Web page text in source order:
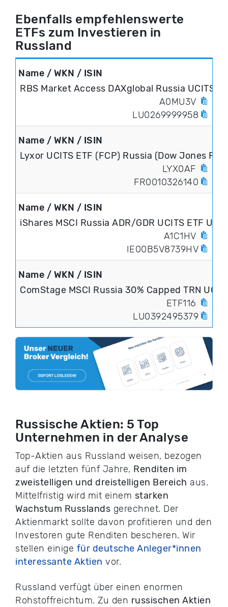
Ebenfalls empfehlenswerte
ETFs zum Investieren in
Russland
RBS Market Access DAXglobal Russia UCITS
A0MU3V
LU0269999958
Lyxor UCITS ETF (FCP) Russia (Dow Jones
LYX0AF
FR0010326140
iShares MSCI Russia ADR/GDR UCITS ETF
A1C1HV
IE00B5V8739HV
ComStage MSCI Russia 30% Capped TRN
ETF116
LU0392495379
Russische Aktien: 5 Top
Unternehmen in der Analyse
Top-Aktien aus Russland weisen, bezogen
auf die letzten fünf Jahre, Renditen im
zweistelligen und dreistelligen Bereich aus.
Mittelfristig wird mit einem starken
Wachstum Russlands gerechnet. Der
Aktienmarkt sollte davon profitieren und den
Investoren gute Renditen bescheren. Wir
stellen einige für deutsche Anleger*innen
interessante Aktien vor.
Russland verfügt über einen enormen
Rohstoffreichtum. Zu den russischen Aktien